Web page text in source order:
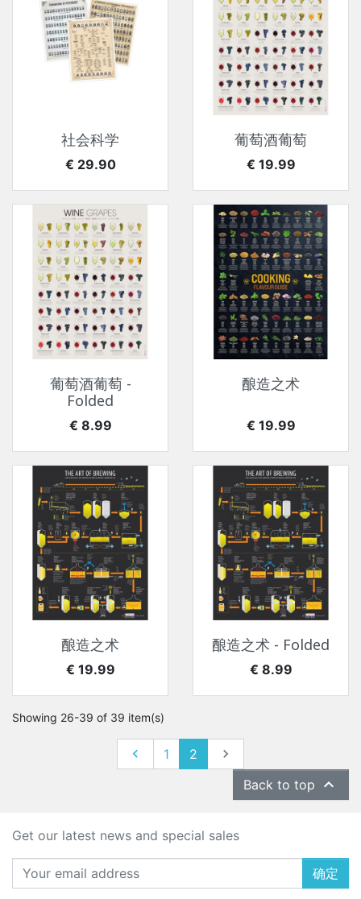
社会科学
价格
€ 29.90
葡萄酒葡萄
价格
€ 19.99
葡萄酒葡萄 -
Folded
价格
€ 8.99
酿造之术
价格
€ 19.99
酿造之术
价格
€ 19.99
酿造之术 - Folded
价格
€ 8.99
Showing 26-39 of 39 item(s)
上一个
 1 2 下一个

Back to top 
Get our latest news and special sales
确定